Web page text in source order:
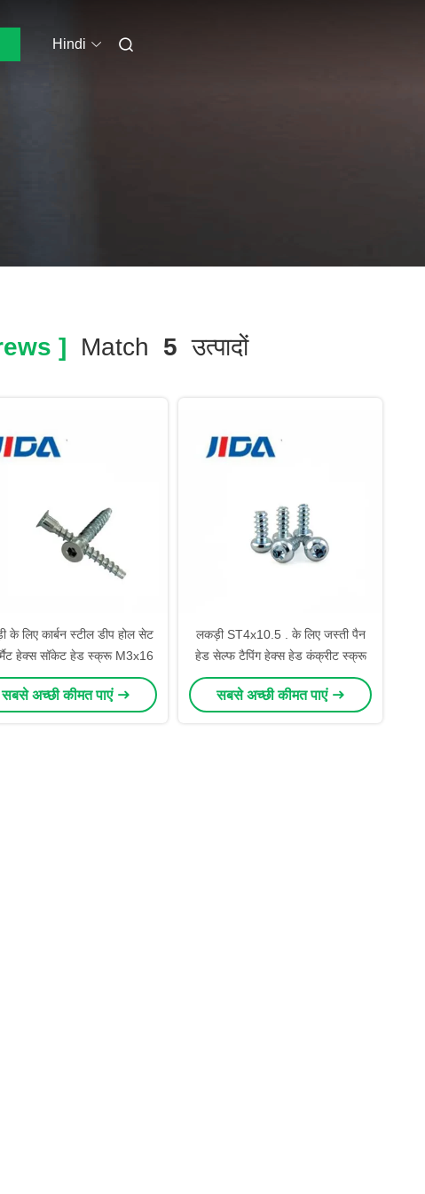
Hindi
] Match 5 उत्पादों
के लिए कार्बन स्टील डीप होल सेट
हेक्स सॉकेट हेड स्क्रू M3x16
सबसे अच्छी कीमत पाएं
लकड़ी ST4x10.5 . के लिए जस्ती पैन
हेड सेल्फ टैपिंग हेक्स हेड कंक्रीट स्क्रू
सबसे अच्छी कीमत पाएं